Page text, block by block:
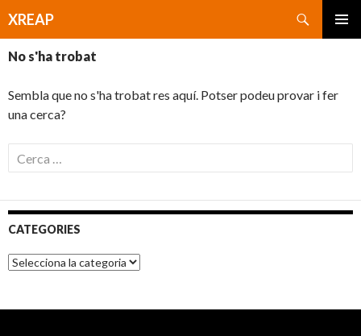
XREAP
AL
No s'ha trobat
Sembla que no s'ha trobat res aquí. Potser podeu provar i fer
una cerca?
e
c
a
CATEGORIES
C
a